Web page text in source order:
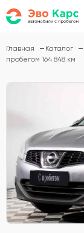
Главная Каталог
пробегом 164 848 км